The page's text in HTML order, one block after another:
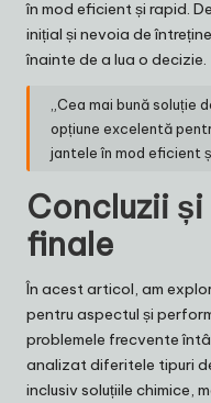
în mod eficient și rapid.
inițial și nevoia de
înainte de a lua o decizie.
„Cea mai bună soluție
opțiune excelentă
jantele în mod eficient
Concluzii
finale
În acest articol, am
pentru aspectul și
problemele frecvente
analizat diferitele tipuri
inclusiv soluțiile chimice,